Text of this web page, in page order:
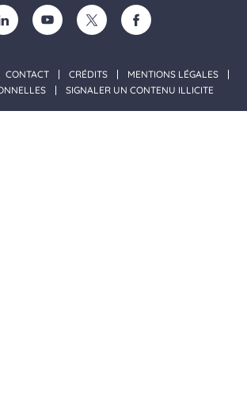
SUIVEZ-NOUS SUR LINKEDIN (NOUVELLE FENÊTRE)
SUIVEZ-NOUS SUR YOUTUBE (NOUVELLE
SUIVEZ-NOUS SUR TWITTER
SUIVEZ-NOUS SUR
CONTACT CRÉDITS
MENTIONS LÉGALES
SIGNALER UN CONTENU ILLICITE